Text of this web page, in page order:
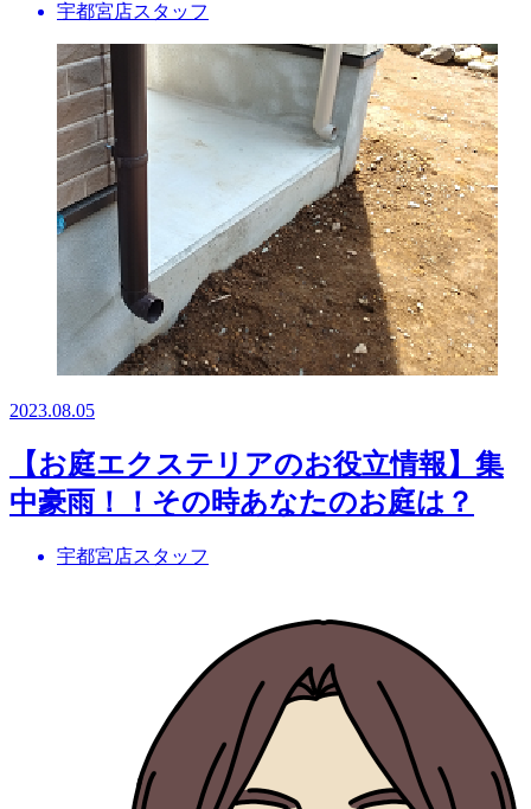
宇都宮店スタッフ
2023.08.05
【お庭エクステリアのお役立情報】集
中豪雨！！その時あなたのお庭は？
宇都宮店スタッフ